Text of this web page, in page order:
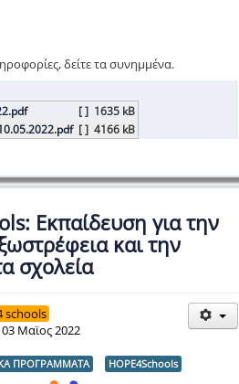
δείτε τα συνημμένα.
[ ] 1635 kB
[ ] 4166 kB
Εκπαίδευση για την
και την
σχολεία
schools
Μαϊος 2022
ΠΡΟΓΡΑΜΜΑΤΑ HOPE4Schools